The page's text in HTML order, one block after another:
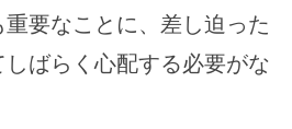
要なことに、差し迫った
ばらく心配する必要がな